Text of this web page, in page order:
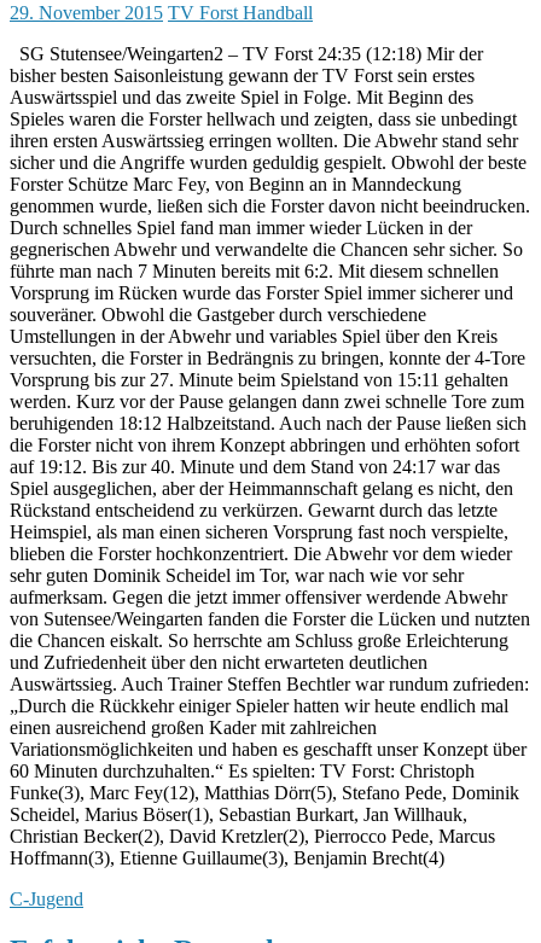
29. November 2015 TV Forst Handball
SG Stutensee/Weingarten2 – TV Forst 24:35 (12:18) Mir der
bisher besten Saisonleistung gewann der TV Forst sein erstes
Auswärtsspiel und das zweite Spiel in Folge. Mit Beginn des
Spieles waren die Forster hellwach und zeigten, dass sie unbedingt
ihren ersten Auswärtssieg erringen wollten. Die Abwehr stand sehr
sicher und die Angriffe wurden geduldig gespielt. Obwohl der beste
Forster Schütze Marc Fey, von Beginn an in Manndeckung
genommen wurde, ließen sich die Forster davon nicht beeindrucken.
Durch schnelles Spiel fand man immer wieder Lücken in der
gegnerischen Abwehr und verwandelte die Chancen sehr sicher. So
führte man nach 7 Minuten bereits mit 6:2. Mit diesem schnellen
Vorsprung im Rücken wurde das Forster Spiel immer sicherer und
souveräner. Obwohl die Gastgeber durch verschiedene
Umstellungen in der Abwehr und variables Spiel über den Kreis
versuchten, die Forster in Bedrängnis zu bringen, konnte der 4-Tore
Vorsprung bis zur 27. Minute beim Spielstand von 15:11 gehalten
werden. Kurz vor der Pause gelangen dann zwei schnelle Tore zum
beruhigenden 18:12 Halbzeitstand. Auch nach der Pause ließen sich
die Forster nicht von ihrem Konzept abbringen und erhöhten sofort
auf 19:12. Bis zur 40. Minute und dem Stand von 24:17 war das
Spiel ausgeglichen, aber der Heimmannschaft gelang es nicht, den
Rückstand entscheidend zu verkürzen. Gewarnt durch das letzte
Heimspiel, als man einen sicheren Vorsprung fast noch verspielte,
blieben die Forster hochkonzentriert. Die Abwehr vor dem wieder
sehr guten Dominik Scheidel im Tor, war nach wie vor sehr
aufmerksam. Gegen die jetzt immer offensiver werdende Abwehr
von Sutensee/Weingarten fanden die Forster die Lücken und nutzten
die Chancen eiskalt. So herrschte am Schluss große Erleichterung
und Zufriedenheit über den nicht erwarteten deutlichen
Auswärtssieg. Auch Trainer Steffen Bechtler war rundum zufrieden:
„Durch die Rückkehr einiger Spieler hatten wir heute endlich mal
einen ausreichend großen Kader mit zahlreichen
Variationsmöglichkeiten und haben es geschafft unser Konzept über
60 Minuten durchzuhalten.“ Es spielten: TV Forst: Christoph
Funke(3), Marc Fey(12), Matthias Dörr(5), Stefano Pede, Dominik
Scheidel, Marius Böser(1), Sebastian Burkart, Jan Willhauk,
Christian Becker(2), David Kretzler(2), Pierrocco Pede, Marcus
Hoffmann(3), Etienne Guillaume(3), Benjamin Brecht(4)
C-Jugend